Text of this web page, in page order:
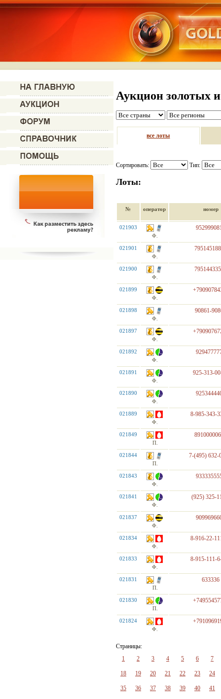
Аукцион золотых
все лоты
Сортировать: Тип:
Лоты:
№ оператор номер
021903
Ф.
021901
Ф.
021900
Ф.
021899
Ф.
021898
Ф.
90861-
021897
Ф.
021892
Ф.
021891
Ф.
925-313-
021890
Ф.
021889
Ф.
8-985-343-
021849
П.
021844
П.
7-(495) 632-
021843
Ф.
021841
Ф.
(925) 325-
021837
Ф.
021834
Ф.
8-916-22-
021833
Ф.
8-915-111-
021831
П.
633336
021830
П.
021824
Ф.
Страницы:
1
2 3 4 5 6 7
18 19 20 21 22 23 24
35 36 37 38 39 40 41